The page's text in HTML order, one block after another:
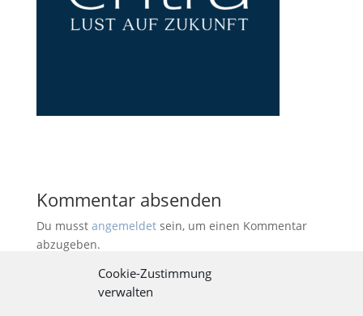
Cookie-Zustimmung
verwalten
Kommentar absenden
Du musst angemeldetsein, um einen Kommentar
abzugeben.